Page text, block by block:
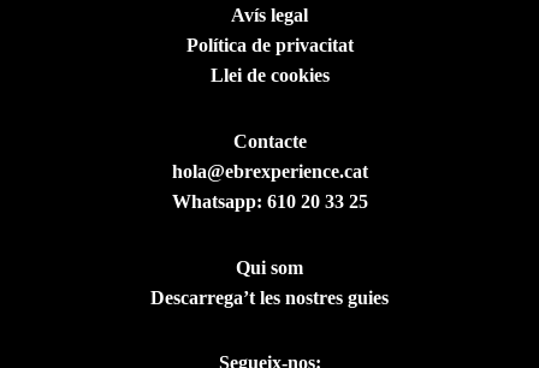
Avís legal
Política de privacitat
Llei de cookies
Contacte
hola@ebrexperience.cat
Whatsapp: 610 20 33 25
Qui som
Descarrega’t les nostres guies
Segueix-nos: